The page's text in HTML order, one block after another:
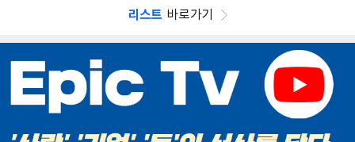
리스트 바로가기